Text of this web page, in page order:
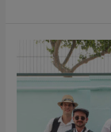
Moggio
Marching
Band
Festival